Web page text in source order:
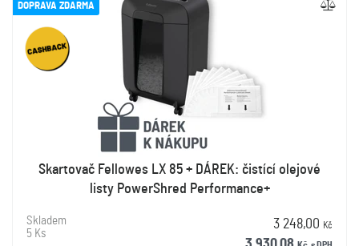
DOPRAVA ZDARMA
Skartovač Fellowes LX 85 + DÁREK: čistící olejové
listy PowerShred Performance+
Skladem
5 Ks
3 248,00 Kč